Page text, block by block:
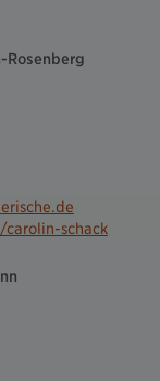
Rosenberg
schack